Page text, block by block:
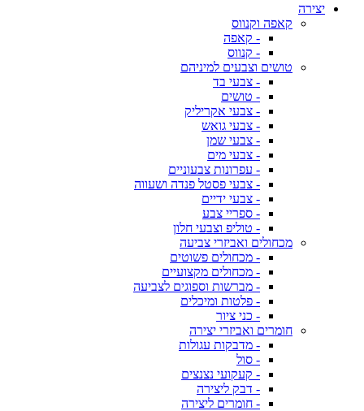
יצירה
קאפה וקנווס
- קאפה
- קנווס
טושים וצבעים למיניהם
- צבעי בד
- טושים
- צבעי אקריליק
- צבעי גואש
- צבעי שמן
- צבעי מים
- עפרונות צבעוניים
- צבעי פסטל פנדה ושעווה
- צבעי ידיים
- ספריי צבע
- טוליפ וצבעי חלון
מכחולים ואביזרי צביעה
- מכחולים פשוטים
- מכחולים מקצועיים
- מברשות וספוגים לצביעה
- פלטות ומיכלים
- כני ציור
חומרים ואביזרי יצירה
- מדבקות עגולות
- סול
- קעקועי נצנצים
- דבק ליצירה
- חומרים ליצירה